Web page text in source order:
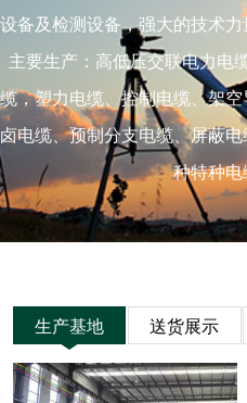
设备及检测设备，强大的技术
主要生产：高低压交联电力电
缆，塑力电缆、控制电缆、架
卤电缆、预制分支电缆、屏蔽
种特种电
生产基地 送货展示